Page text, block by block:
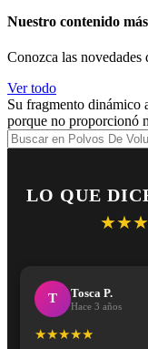
Nuestro contenido
Conozca las novedades
Ver todo
Su fragmento dinámico
porque no proporcionó
LO QUE
T Tosca P.
Hace 3 años
★★★★★